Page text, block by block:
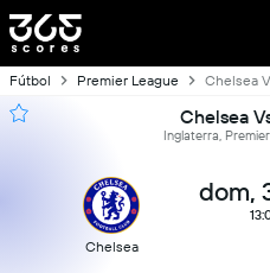
Fútbol Premier League Chelsea
Chelsea
Inglaterra,
Chelsea
dom,